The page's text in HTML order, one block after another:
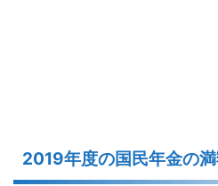
2019年度の国民年金の